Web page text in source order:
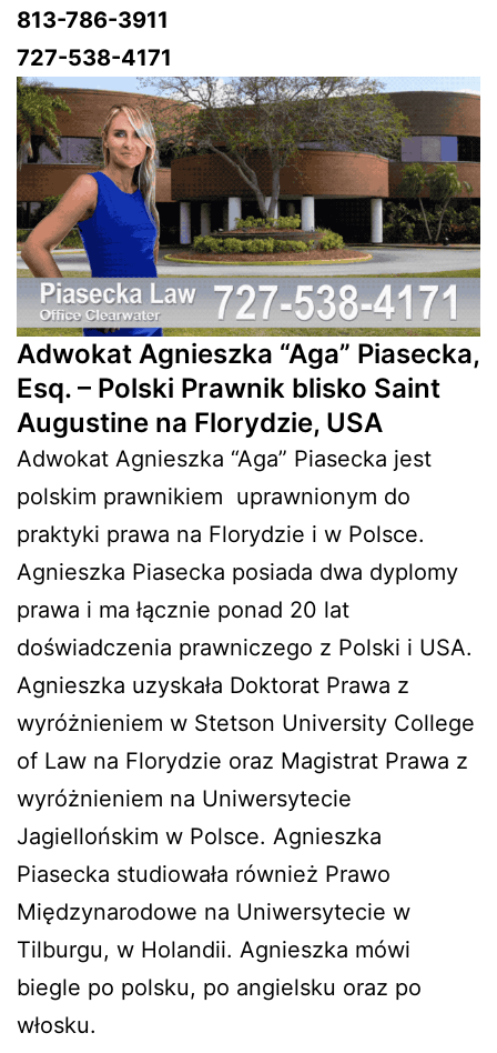
813-786-3911
727-538-4171
Adwokat Agnieszka “Aga” Piasecka,
Esq. – Polski Prawnik blisko Saint
Augustine na Florydzie, USA
Adwokat Agnieszka “Aga” Piasecka jest
polskim prawnikiem uprawnionym do
praktyki prawa na Florydzie i w Polsce.
Agnieszka Piasecka posiada dwa dyplomy
prawa i ma łącznie ponad 20 lat
doświadczenia prawniczego z Polski i USA.
Agnieszka uzyskała Doktorat Prawa z
wyróżnieniem w Stetson University College
of Law na Florydzie oraz Magistrat Prawa z
wyróżnieniem na Uniwersytecie
Jagiellońskim w Polsce. Agnieszka
Piasecka studiowała również Prawo
Międzynarodowe na Uniwersytecie w
Tilburgu, w Holandii. Agnieszka mówi
biegle po polsku, po angielsku oraz po
włosku.